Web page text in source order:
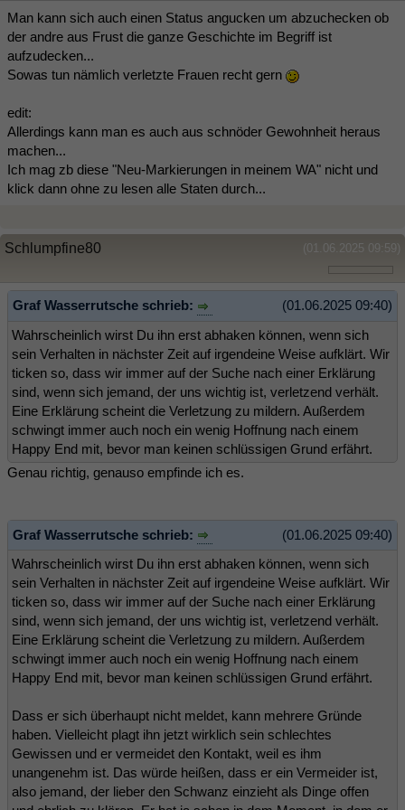
Man kann sich auch einen Status angucken um abzuchecken ob
der andre aus Frust die ganze Geschichte im Begriff ist
aufzudecken...
Sowas tun nämlich verletzte Frauen recht gern
edit:
Allerdings kann man es auch aus schnöder Gewohnheit heraus
machen...
Ich mag zb diese "Neu-Markierungen in meinem WA" nicht und
klick dann ohne zu lesen alle Staten durch...
(01.06.2025 09:59)
Schlumpfine80
(01.06.2025 09:40)
Graf Wasserrutsche schrieb:
Wahrscheinlich wirst Du ihn erst abhaken können, wenn sich
sein Verhalten in nächster Zeit auf irgendeine Weise aufklärt. Wir
ticken so, dass wir immer auf der Suche nach einer Erklärung
sind, wenn sich jemand, der uns wichtig ist, verletzend verhält.
Eine Erklärung scheint die Verletzung zu mildern. Außerdem
schwingt immer auch noch ein wenig Hoffnung nach einem
Happy End mit, bevor man keinen schlüssigen Grund erfährt.
Genau richtig, genauso empfinde ich es.
(01.06.2025 09:40)
Graf Wasserrutsche schrieb:
Wahrscheinlich wirst Du ihn erst abhaken können, wenn sich
sein Verhalten in nächster Zeit auf irgendeine Weise aufklärt. Wir
ticken so, dass wir immer auf der Suche nach einer Erklärung
sind, wenn sich jemand, der uns wichtig ist, verletzend verhält.
Eine Erklärung scheint die Verletzung zu mildern. Außerdem
schwingt immer auch noch ein wenig Hoffnung nach einem
Happy End mit, bevor man keinen schlüssigen Grund erfährt.
Dass er sich überhaupt nicht meldet, kann mehrere Gründe
haben. Vielleicht plagt ihn jetzt wirklich sein schlechtes
Gewissen und er vermeidet den Kontakt, weil es ihm
unangenehm ist. Das würde heißen, dass er ein Vermeider ist,
also jemand, der lieber den Schwanz einzieht als Dinge offen